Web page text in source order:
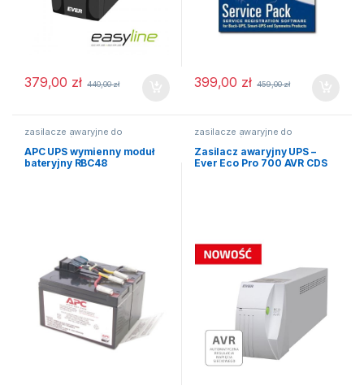
379,00 zł 440,00zł 399,00 zł 459,00zł
zasilacze awaryjne do
komputerów
APC UPS wymienny moduł
bateryjny RBC48
zasilacze awaryjne do
komputerów
Zasilacz awaryjny UPS –
Ever Eco Pro 700 AVR CDS